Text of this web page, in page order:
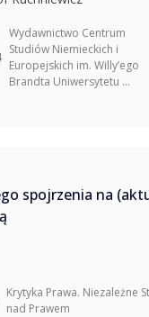
Wydawnictwo Centrum
Studiów Niemieckich i
Europejskich im. Willy’ego
Brandta Uniwersytetu ...
spojrzenia na
Krytyka Prawa. Niezależne
nad Prawem